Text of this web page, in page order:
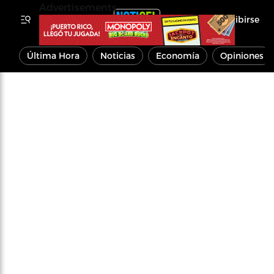
Inscribirse
Última Hora Noticias Economía Opiniones
Advertisements